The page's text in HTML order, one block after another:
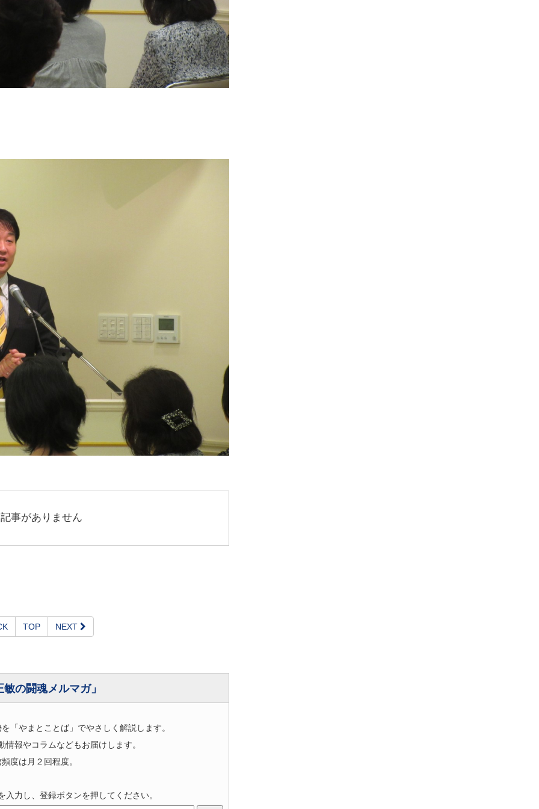
事がありません
TOP NEXT
の闘魂メルマガ」
「やまとことば」でやさしく解説します。
情報やコラムなどもお届けします。
度は月２回程度。
入力し、登録ボタンを押してください。